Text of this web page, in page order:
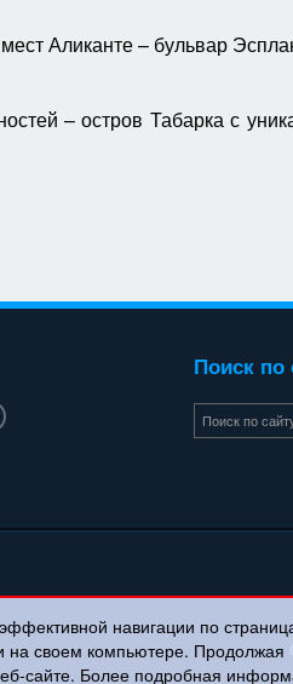
Аликанте – бульвар
– остров Табарка с
Поиск по
навигации по
на своем компьютере. Продолжая
сайте. Более подробная